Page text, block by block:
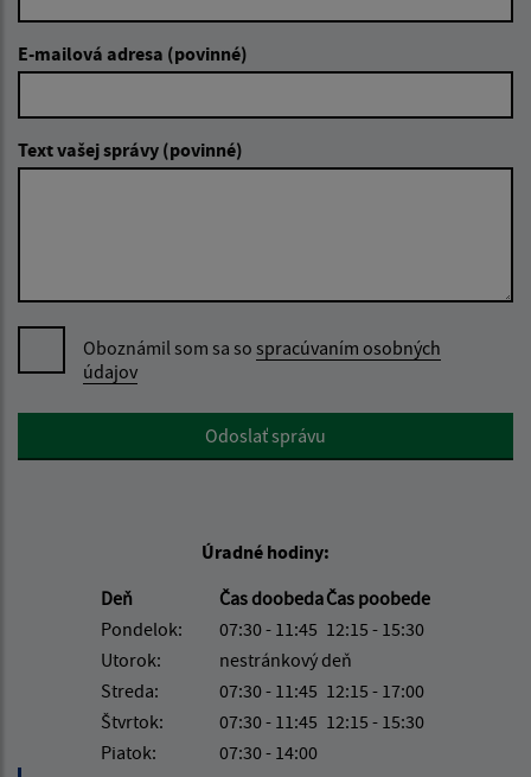
E-mailová adresa (povinné)
Text vašej správy (povinné)
Oboznámil som sa so spracúvaním osobných
údajov
Google reCaptcha ResponseOdoslať správu
Úradné hodiny:
Deň
Čas doobedaČas poobede
Pondelok:
07:30 - 11:45 12:15 - 15:30
Utorok:
nestránkový deň
Streda:
07:30 - 11:45 12:15 - 17:00
Štvrtok:
07:30 - 11:45 12:15 - 15:30
Piatok:
07:30 - 14:00